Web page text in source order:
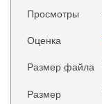
Просмотры
Оценка
Размер файла
Размер